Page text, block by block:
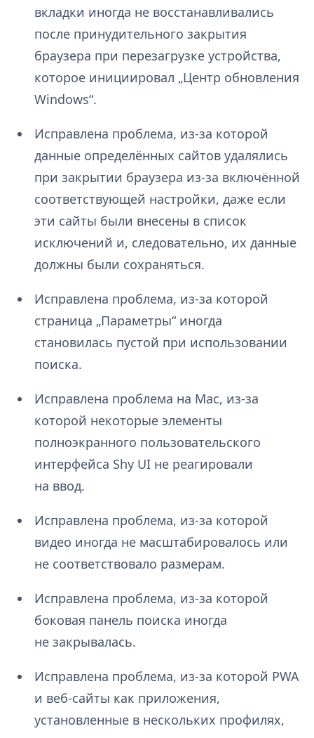
вкладки иногда не восстанавливались
после принудительного закрытия
браузера при перезагрузке устройства,
которое инициировал „Центр обновления
Windows“.
Исправлена проблема, из-за которой
данные определённых сайтов удалялись
при закрытии браузера из-за включённой
соответствующей настройки, даже если
эти сайты были внесены в список
исключений и, следовательно, их данные
должны были сохраняться.
Исправлена проблема, из-за которой
страница „Параметры“ иногда
становилась пустой при использовании
поиска.
Исправлена проблема на Mac, из-за
которой некоторые элементы
полноэкранного пользовательского
интерфейса Shy UI не реагировали
на ввод.
Исправлена проблема, из-за которой
видео иногда не масштабировалось или
не соответствовало размерам.
Исправлена проблема, из-за которой
боковая панель поиска иногда
не закрывалась.
Исправлена проблема, из-за которой PWA
и веб-сайты как приложения,
установленные в нескольких профилях,